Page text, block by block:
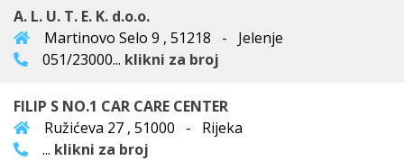
A. L. U. T. E. K. d.o.o.
Martinovo Selo 9 , 51218 - Jelenje
051/23000... klikni za broj
FILIP S NO.1 CAR CARE CENTER
Ružićeva 27 , 51000 - Rijeka
... klikni za broj